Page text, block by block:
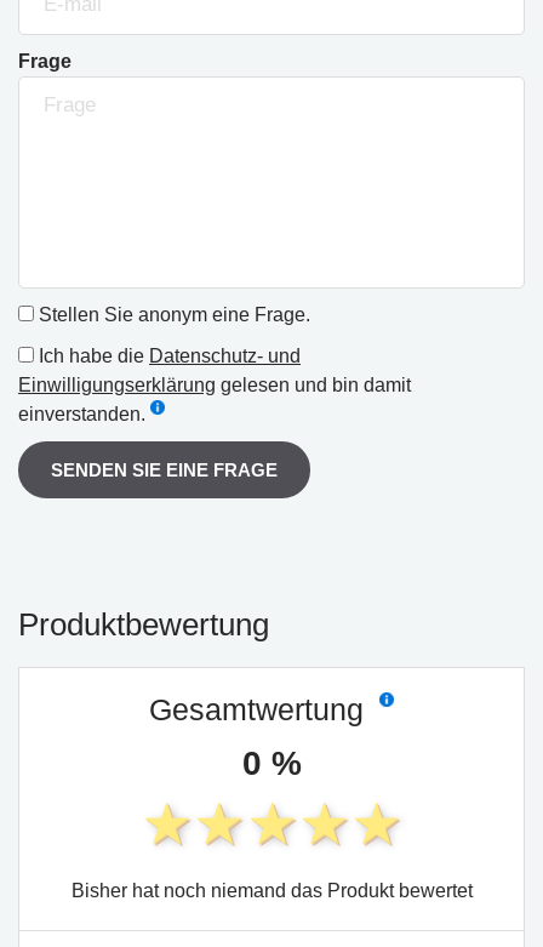
Frage
Stellen Sie anonym eine Frage.
Ich habe die Datenschutz- und
Einwilligungserklärung gelesen und bin damit
einverstanden.
SENDEN SIE EINE FRAGE
Produktbewertung
Gesamtwertung
0 %
Bisher hat noch niemand das Produkt bewertet